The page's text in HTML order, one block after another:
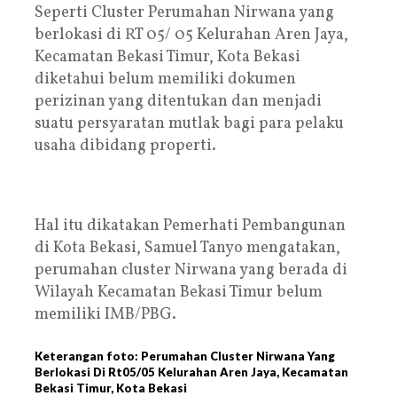
Seperti Cluster Perumahan Nirwana yang
berlokasi di RT 05/ 05 Kelurahan Aren Jaya,
Kecamatan Bekasi Timur, Kota Bekasi
diketahui belum memiliki dokumen
perizinan yang ditentukan dan menjadi
suatu persyaratan mutlak bagi para pelaku
usaha dibidang properti.
Hal itu dikatakan Pemerhati Pembangunan
di Kota Bekasi, Samuel Tanyo mengatakan,
perumahan cluster Nirwana yang berada di
Wilayah Kecamatan Bekasi Timur belum
memiliki IMB/PBG.
Keterangan foto: Perumahan Cluster Nirwana Yang
Berlokasi Di Rt05/05 Kelurahan Aren Jaya, Kecamatan
Bekasi Timur, Kota Bekasi